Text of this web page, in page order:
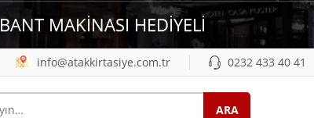
MAKİNASI HEDİYELİ
info@atakkirtasiye.com.tr 0232 433 40 41